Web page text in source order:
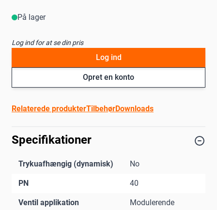
På lager
Log ind for at se din pris
Opret en konto
Log ind
Relaterede produkterTilbehørDownloads
Specifikationer
Trykuafhængig (dynamisk) No
PN 40
Ventil applikation Modulerende